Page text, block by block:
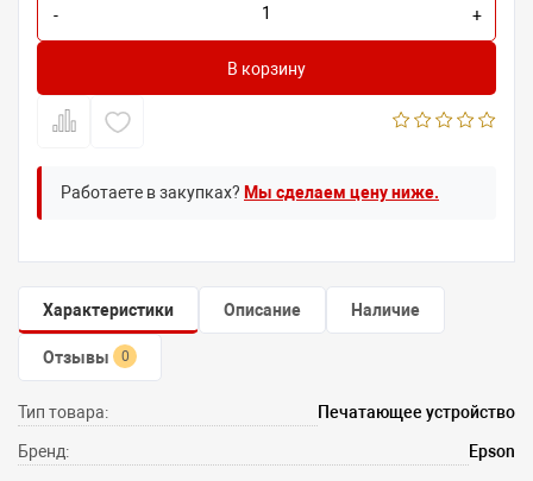
- +
В корзину
Работаете в закупках? Мы сделаем цену ниже.
Характеристики Описание Наличие
Отзывы 0
Тип товара: Печатающее устройство
Бренд: Epson